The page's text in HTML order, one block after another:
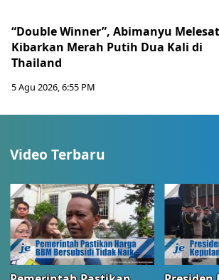
“Double Winner”, Abimanyu Melesat
Kibarkan Merah Putih Dua Kali di
Thailand
5 Agu 2026, 6:55 PM
Video Terbaru